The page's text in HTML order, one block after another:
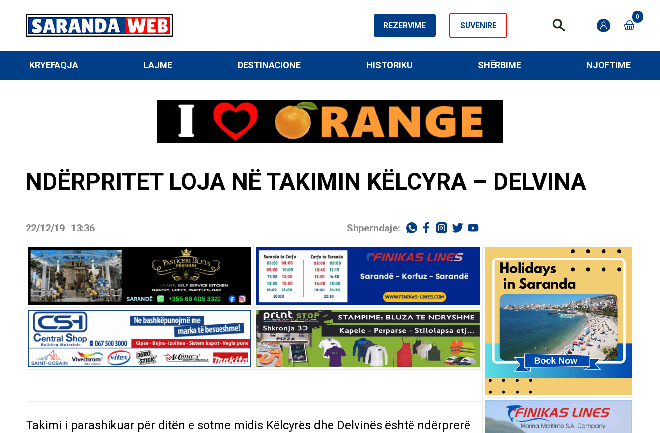
REZERVIME SUVENIRE
0
KRYEFAQJA LAJME DESTINACIONE HISTORIKU SHËRBIME NJOFTIME
NDËRPRITET LOJA NË TAKIMIN KËLCYRA – DELVINA
22/12/19 13:36 Shperndaje:
Takimi i parashikuar për ditën e sotme midis Këlcyrës dhe Delvinës është ndërprerë